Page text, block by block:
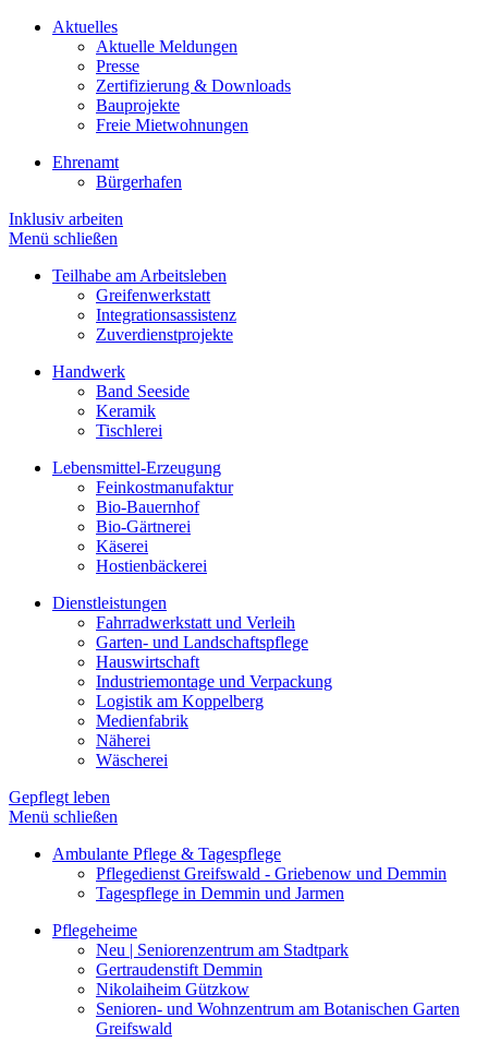
Aktuelles
Aktuelle Meldungen
Presse
Zertifizierung & Downloads
Bauprojekte
Freie Mietwohnungen
Ehrenamt
Bürgerhafen
Inklusiv arbeiten
Menü schließen
Teilhabe am Arbeitsleben
Greifenwerkstatt
Integrationsassistenz
Zuverdienstprojekte
Handwerk
Band Seeside
Keramik
Tischlerei
Lebensmittel-Erzeugung
Feinkostmanufaktur
Bio-Bauernhof
Bio-Gärtnerei
Käserei
Hostienbäckerei
Dienstleistungen
Fahrradwerkstatt und Verleih
Garten- und Landschaftspflege
Hauswirtschaft
Industriemontage und Verpackung
Logistik am Koppelberg
Medienfabrik
Näherei
Wäscherei
Gepflegt leben
Menü schließen
Ambulante Pflege & Tagespflege
Pflegedienst Greifswald - Griebenow und Demmin
Tagespflege in Demmin und Jarmen
Pflegeheime
Neu | Seniorenzentrum am Stadtpark
Gertraudenstift Demmin
Nikolaiheim Gützkow
Senioren- und Wohnzentrum am Botanischen Garten
Greifswald